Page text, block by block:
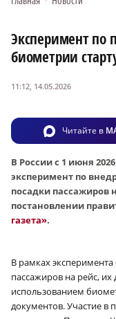
Эксперимент по
биометрии
11:12, 14.05.2026
Читайте в
В России с 1 июня
эксперимент по
посадки пассажиров
постановлении
газета».
В рамках эксперимента
пассажиров на рейс, их
использованием
документов. Участие в